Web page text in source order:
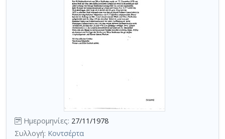
Ημερομηνίες: 27/11/1978
Συλλογή: Κοντσέρτα